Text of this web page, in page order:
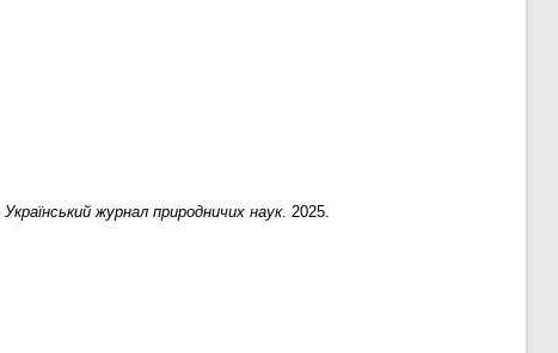
Український журнал природничих наук. 2025.